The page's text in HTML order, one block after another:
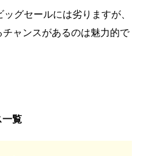
グセールには劣りますが、
ャンスがあるのは魅力的で
覧